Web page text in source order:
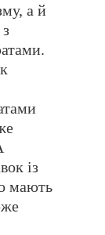
а й
із
мають